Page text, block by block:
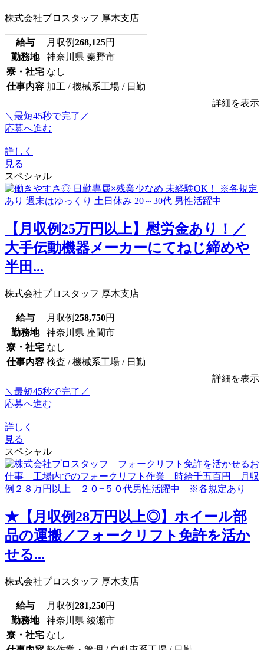
株式会社プロスタッフ 厚木支店
給与 月収例268,125円
勤務地
神奈川県 秦野市
寮・社宅 なし
仕事内容 加工 / 機械系工場 / 日勤
詳細を表示
＼最短45秒で完了／
応募へ進む
詳しく
見る
スペシャル
【月収例25万円以上】慰労金あり！／
大手伝動機器メーカーにてねじ締めや
半田...
株式会社プロスタッフ 厚木支店
給与 月収例258,750円
勤務地
神奈川県 座間市
寮・社宅 なし
仕事内容 検査 / 機械系工場 / 日勤
詳細を表示
＼最短45秒で完了／
応募へ進む
詳しく
見る
スペシャル
★【月収例28万円以上◎】ホイール部
品の運搬／フォークリフト免許を活か
せる...
株式会社プロスタッフ 厚木支店
給与 月収例281,250円
勤務地
神奈川県 綾瀬市
寮・社宅 なし